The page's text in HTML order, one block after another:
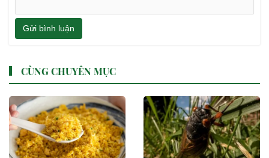
Gửi bình luận
CÙNG CHUYÊN MỤC